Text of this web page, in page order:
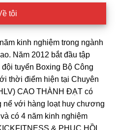
tôi
kinh nghiệm trong ngành
Năm 2012 bắt đầu tập
đội tuyển Boxing Bộ Công
thời điểm hiện tại Chuyên
CAO THÀNH ĐẠT có
nể với hàng loạt huy chương
có 4 năm kinh nghiệm
& PHỤC HỒI